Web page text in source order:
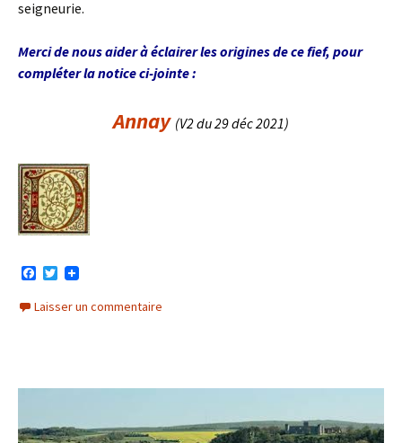
seigneurie.
Merci de nous aider à éclairer les origines de ce fief, pour
compléter la notice ci-jointe :
Annay (V2 du 29 déc 2021)
c
e
T
i
t
Laisser un commentaire